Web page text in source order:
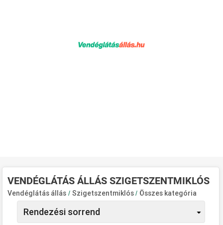
VENDÉGLÁTÁS ÁLLÁS SZIGETSZENTMIKLÓS
Vendéglátás állás /Szigetszentmiklós/ Összes kategória